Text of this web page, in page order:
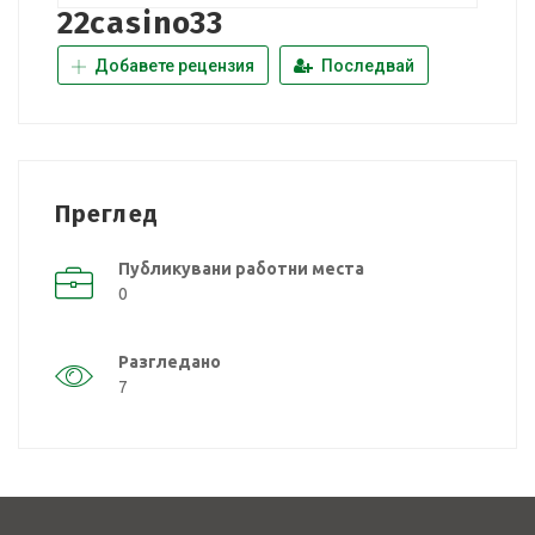
22casino33
Добавете рецензия Последвай
Преглед
Публикувани работни места
0
Разгледано
7